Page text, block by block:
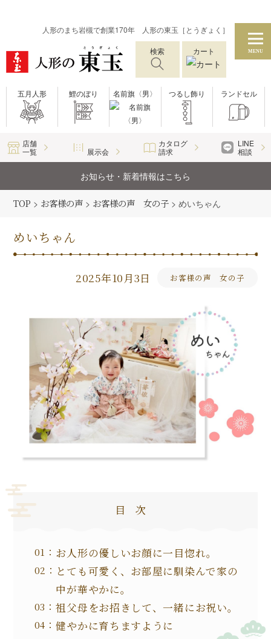
人形のまち岩槻で創業170年 人形の東玉［とうぎょく］
検索 カート MENU
五月人形 鯉のぼり 名前旗〈男〉 つるし飾り ランドセル
店舗
一覧
展示会
カタログ
請求
LINE
相談
お知らせ・新着情報はこちら
TOP > お客様の声 > お客様の声 女の子 >めいちゃん
めいちゃん
2025年10月3日 お客様の声 女の子
目次
お人形の優しいお顔に一目惚れ。
とても可愛く、お部屋に馴染んで家の
中が華やかに。
祖父母をお招きして、一緒にお祝い。
健やかに育ちますように